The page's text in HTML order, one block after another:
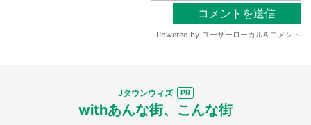
Jタウンウィズ
withあんな街、こんな街